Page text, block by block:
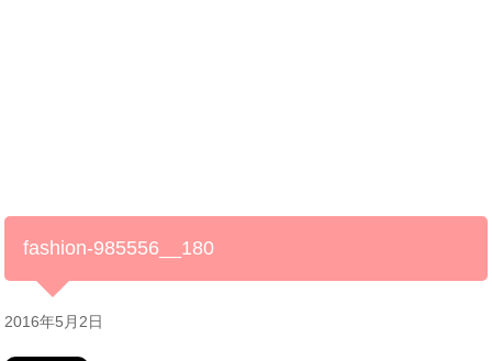
fashion-985556__180
2016年5月2日